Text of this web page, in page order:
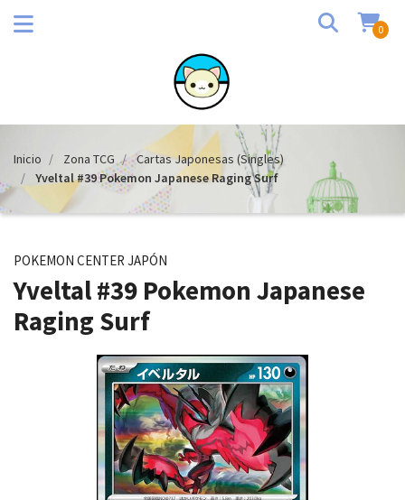
0
Inicio Zona TCG
Cartas Japonesas (Singles)
Yveltal #39 Pokemon Japanese Raging Surf
POKEMON CENTER JAPÓN
Yveltal #39 Pokemon Japanese
Raging Surf